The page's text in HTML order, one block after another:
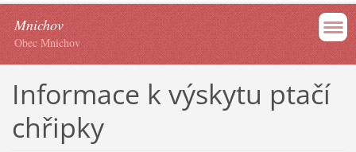
Mnichov
Obec Mnichov
Informace k výskytu ptačí
chřipky